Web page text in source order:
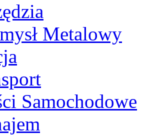
Metalowy
Samochodowe